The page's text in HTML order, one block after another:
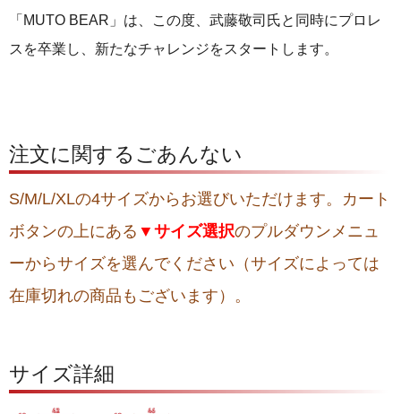
「MUTO BEAR」は、この度、武藤敬司氏と同時にプロレ
スを卒業し、新たなチャレンジをスタートします。
注文に関するごあんない
S/M/L/XLの4サイズからお選びいただけます。カート
ボタンの上にある ▼サイズ選択のプルダウンメニュ
ーからサイズを選んでください（サイズによっては
在庫切れの商品もございます）。
サイズ詳細